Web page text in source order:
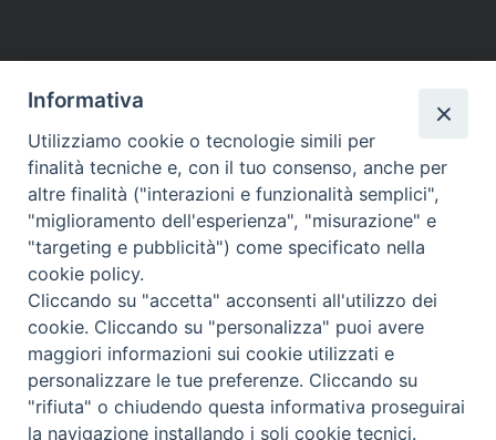
HOME VESCOVO ORARI MESSE
CURIA VESCOVILE
TUTELA MINORI
UFFICI PASTORALI PERSONE
VITA CONSACRATA
DOCUMENTI
CONTATTI
Copyright © 2018 Diocesi di Foligno /Curia . Piazza Mons. Faloci 3 - 06034
tel. 0742 350473 fax 0742 349021 email: info@diocesidifoligno.it . pec:
diocesidifoligno@pec.it
Informativa
Utilizziamo cookie o tecnologie simili per
finalità tecniche e, con il tuo consenso, anche per
altre finalità ("interazioni e funzionalità semplici",
"miglioramento dell'esperienza", "misurazione" e
"targeting e pubblicità") come specificato nella
cookie policy.
Cliccando su "accetta" acconsenti all'utilizzo dei
cookie. Cliccando su "personalizza" puoi avere
maggiori informazioni sui cookie utilizzati e
personalizzare le tue preferenze. Cliccando su
"rifiuta" o chiudendo questa informativa proseguirai
la navigazione installando i soli cookie tecnici.